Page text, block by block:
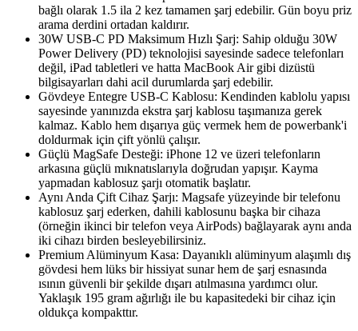
bağlı olarak 1.5 ila 2 kez tamamen şarj edebilir. Gün boyu priz
arama derdini ortadan kaldırır.
30W USB-C PD Maksimum Hızlı Şarj: Sahip olduğu 30W
Power Delivery (PD) teknolojisi sayesinde sadece telefonları
değil, iPad tabletleri ve hatta MacBook Air gibi dizüstü
bilgisayarları dahi acil durumlarda şarj edebilir.
Gövdeye Entegre USB-C Kablosu: Kendinden kablolu yapısı
sayesinde yanınızda ekstra şarj kablosu taşımanıza gerek
kalmaz. Kablo hem dışarıya güç vermek hem de powerbank'i
doldurmak için çift yönlü çalışır.
Güçlü MagSafe Desteği: iPhone 12 ve üzeri telefonların
arkasına güçlü mıknatıslarıyla doğrudan yapışır. Kayma
yapmadan kablosuz şarjı otomatik başlatır.
Aynı Anda Çift Cihaz Şarjı: Magsafe yüzeyinde bir telefonu
kablosuz şarj ederken, dahili kablosunu başka bir cihaza
(örneğin ikinci bir telefon veya AirPods) bağlayarak aynı anda
iki cihazı birden besleyebilirsiniz.
Premium Alüminyum Kasa: Dayanıklı alüminyum alaşımlı dış
gövdesi hem lüks bir hissiyat sunar hem de şarj esnasında
ısının güvenli bir şekilde dışarı atılmasına yardımcı olur.
Yaklaşık 195 gram ağırlığı ile bu kapasitedeki bir cihaz için
oldukça kompakttır.